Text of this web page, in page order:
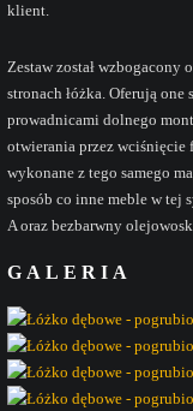
klient.
Zestaw został wzbogacony
stronach łóżka. Oferują
prowadnicami dolnego
otwierania przez wciśnięcie
wykonane z tego samego
sposób co inne meble w tej
A oraz bezbarwny
GALERIA